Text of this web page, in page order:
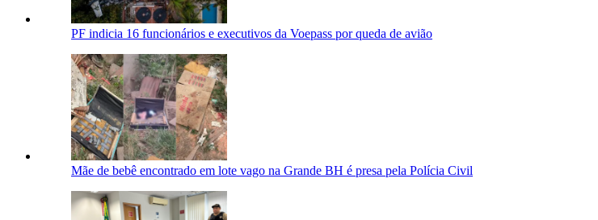
PF indicia 16 funcionários e executivos da Voepass por queda de avião
Mãe de bebê encontrado em lote vago na Grande BH é presa pela Polícia Civil